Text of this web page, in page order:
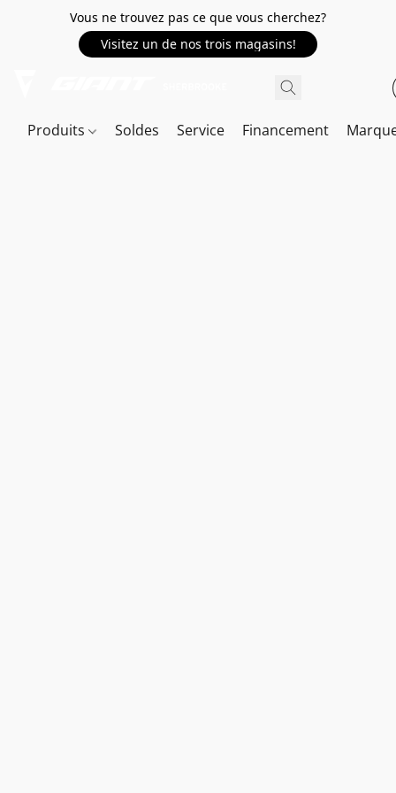
Vous ne trouvez pas ce que vous cherchez?
Visitez un de nos trois magasins!
Produits Soldes Service Financement